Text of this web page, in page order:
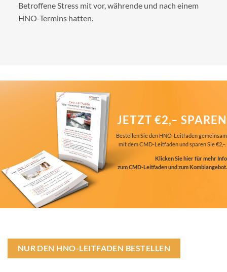
Betroffene Stress mit vor, währende und nach einem
HNO-Termins hatten.
JETZT €2,– SPAREN
Bestellen Sie den HNO-Leitfaden gemeinsam
mit dem CMD-Leitfaden und sparen Sie €2,–.
Klicken Sie hier für mehr Info
zum CMD-Leitfaden und zum Kombiangebot.
NUR DEN HNO-LEITFADEN BESTELLEN